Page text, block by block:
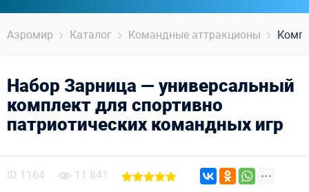
Аэромир Каталог Командные аттракционы
Набор Зарница — универсальный
комплект для спортивно
патриотических командных игр
ID 1164 11 841